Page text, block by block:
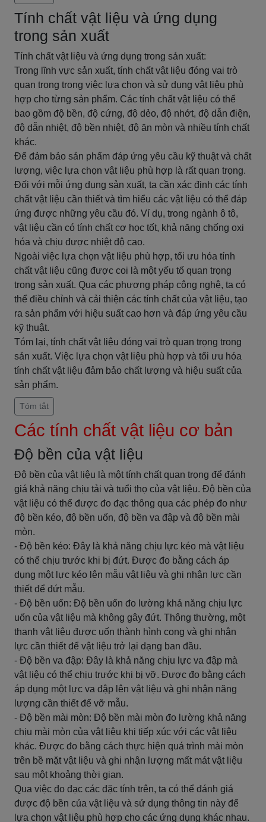
Tính chất vật liệu và ứng dụng
trong sản xuất
Tính chất vật liệu và ứng dụng trong sản xuất:
Trong lĩnh vực sản xuất, tính chất vật liệu đóng vai trò
quan trọng trong việc lựa chọn và sử dụng vật liệu phù
hợp cho từng sản phẩm. Các tính chất vật liệu có thể
bao gồm độ bền, độ cứng, độ dẻo, độ nhớt, độ dẫn điện,
độ dẫn nhiệt, độ bền nhiệt, độ ăn mòn và nhiều tính chất
khác.
Để đảm bảo sản phẩm đáp ứng yêu cầu kỹ thuật và chất
lượng, việc lựa chọn vật liệu phù hợp là rất quan trọng.
Đối với mỗi ứng dụng sản xuất, ta cần xác định các tính
chất vật liệu cần thiết và tìm hiểu các vật liệu có thể đáp
ứng được những yêu cầu đó. Ví dụ, trong ngành ô tô,
vật liệu cần có tính chất cơ học tốt, khả năng chống oxi
hóa và chịu được nhiệt độ cao.
Ngoài việc lựa chọn vật liệu phù hợp, tối ưu hóa tính
chất vật liệu cũng được coi là một yếu tố quan trọng
trong sản xuất. Qua các phương pháp công nghệ, ta có
thể điều chỉnh và cải thiện các tính chất của vật liệu, tạo
ra sản phẩm với hiệu suất cao hơn và đáp ứng yêu cầu
kỹ thuật.
Tóm lại, tính chất vật liệu đóng vai trò quan trọng trong
sản xuất. Việc lựa chọn vật liệu phù hợp và tối ưu hóa
tính chất vật liệu đảm bảo chất lượng và hiệu suất của
sản phẩm.
Tóm tắt
Các tính chất vật liệu cơ bản
Độ bền của vật liệu
Độ bền của vật liệu là một tính chất quan trọng để đánh
giá khả năng chịu tải và tuổi thọ của vật liệu. Độ bền của
vật liệu có thể được đo đạc thông qua các phép đo như
độ bền kéo, độ bền uốn, độ bền va đập và độ bền mài
mòn.
- Độ bền kéo: Đây là khả năng chịu lực kéo mà vật liệu
có thể chịu trước khi bị đứt. Được đo bằng cách áp
dụng một lực kéo lên mẫu vật liệu và ghi nhận lực cần
thiết để đứt mẫu.
- Độ bền uốn: Độ bền uốn đo lường khả năng chịu lực
uốn của vật liệu mà không gây đứt. Thông thường, một
thanh vật liệu được uốn thành hình cong và ghi nhận
lực cần thiết để vật liệu trở lại dạng ban đầu.
- Độ bền va đập: Đây là khả năng chịu lực va đập mà
vật liệu có thể chịu trước khi bị vỡ. Được đo bằng cách
áp dụng một lực va đập lên vật liệu và ghi nhận năng
lượng cần thiết để vỡ mẫu.
- Độ bền mài mòn: Độ bền mài mòn đo lường khả năng
chịu mài mòn của vật liệu khi tiếp xúc với các vật liệu
khác. Được đo bằng cách thực hiện quá trình mài mòn
trên bề mặt vật liệu và ghi nhận lượng mất mát vật liệu
sau một khoảng thời gian.
Qua việc đo đạc các đặc tính trên, ta có thể đánh giá
được độ bền của vật liệu và sử dụng thông tin này để
lựa chọn vật liệu phù hợp cho các ứng dụng khác nhau.